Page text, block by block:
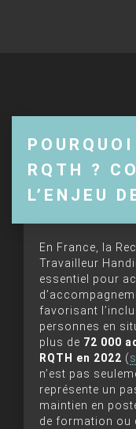
RQTH ?
L’ENJEU
En France, la
Travailleur
essentiel pour
favorisant
personnes en
plus de 72 000
RQTH en 2022 (
n’est pas
représente un
maintien en
de formation ou